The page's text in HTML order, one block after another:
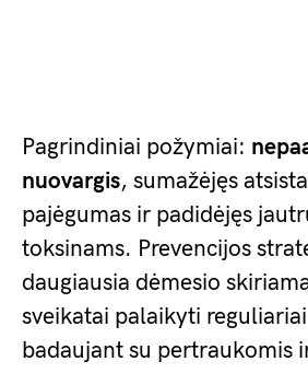
Pagrindiniai požymiai:
nuovargis, sumažėjęs
pajėgumas ir padidėjęs
toksinams. Prevencijos
daugiausia dėmesio
sveikatai palaikyti
badaujant su pertraukomis